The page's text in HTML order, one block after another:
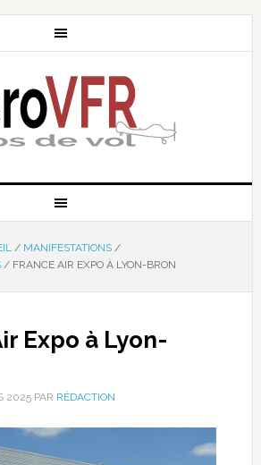
/ MANIFESTATIONS /
/FRANCE AIR EXPO À LYON-BRON
Expo à Lyon-
2025PAR RÉDACTION